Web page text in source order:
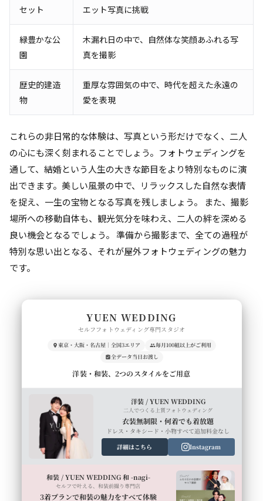
セット
エット写真に挑戦
緑豊かな公
園
木漏れ日の中で、自然体な笑顔あふれる写
真を撮影
歴史的建造
物
重厚な雰囲気の中で、時代を超えた永遠の
愛を表現
これらの非日常的な体験は、写真という形だけでなく、二人
の心にも深く刻まれることでしょう。フォトウェディングを
通して、結婚という人生の大きな節目をより特別なものに演
出できます。美しい風景の中で、リラックスした自然な表情
を捉え、一生の宝物となる写真を残しましょう。 また、撮影
場所への移動自体も、観光気分を味わえ、二人の絆を深める
良い機会となるでしょう。 準備から撮影まで、全ての過程が
特別な思い出となる、それが屋外フォトウェディングの魅力
です。
YUEN WEDDING
セルフフォトウェディング専門スタジオ
東京・大阪・名古屋｜全国3エリア
毎月100組以上がご利用
全データ当日お渡し
洋装・和装、2つのスタイルをご用意
洋装 / YUEN WEDDING
二人でつくる上質フォトウェディング
衣装無制限・何着でも着放題
ドレス・タキシード・小物すべて追加料金なし
詳細はこちら
Instagram
和装 / YUEN WEDDING 和 -nagi-
セルフで叶える、和装前撮り専門店
3着プランで和装の魅力をすべて体験